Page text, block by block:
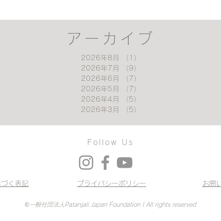
アーカイブ
2026年8月 （1）
2026年7月
（9）
2026年6月
（7）
2026年5月
（7）
2026年4月
（5）
2026年3月
（5）
Follow Us
く表記 プライバシーポリシー お問
©一般社団法人Patanjali Japan Foundation | All rights reserved